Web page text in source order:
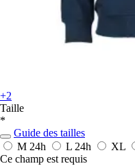
+2
Taille
*
Guide des tailles
M 24h L 24h XL
Ce champ est requis